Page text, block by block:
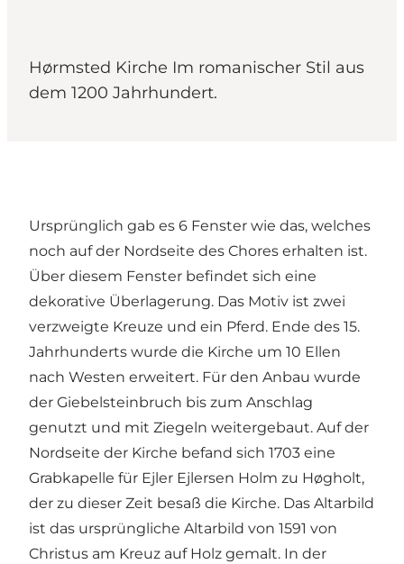
Hørmsted Kirche Im romanischer Stil aus
dem 1200 Jahrhundert.
Ursprünglich gab es 6 Fenster wie das, welches
noch auf der Nordseite des Chores erhalten ist.
Über diesem Fenster befindet sich eine
dekorative Überlagerung. Das Motiv ist zwei
verzweigte Kreuze und ein Pferd. Ende des 15.
Jahrhunderts wurde die Kirche um 10 Ellen
nach Westen erweitert. Für den Anbau wurde
der Giebelsteinbruch bis zum Anschlag
genutzt und mit Ziegeln weitergebaut. Auf der
Nordseite der Kirche befand sich 1703 eine
Grabkapelle für Ejler Ejlersen Holm zu Høgholt,
der zu dieser Zeit besaß die Kirche. Das Altarbild
ist das ursprüngliche Altarbild von 1591 von
Christus am Kreuz auf Holz gemalt. In der